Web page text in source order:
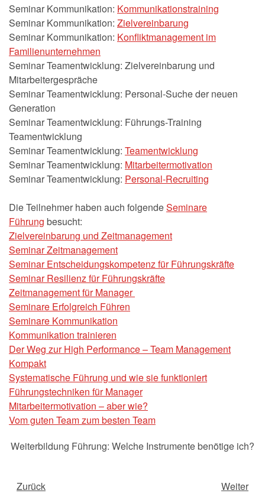
Seminar Kommunikation: Kommunikationstraining
Seminar Kommunikation: Zielvereinbarung
Seminar Kommunikation: Konfliktmanagement im
Familienunternehmen
Seminar Teamentwicklung: Zielvereinbarung und
Mitarbeitergespräche
Seminar Teamentwicklung: Personal-Suche der neuen
Generation
Seminar Teamentwicklung: Führungs-Training
Teamentwicklung
Seminar Teamentwicklung: Teamentwicklung
Seminar Teamentwicklung: Mitarbeitermotivation
Seminar Teamentwicklung: Personal-Recruiting
Die Teilnehmer haben auch folgendeSeminare
Führung besucht:
Zielvereinbarung und Zeitmanagement
Seminar Zeitmanagement
Seminar Entscheidungskompetenz für Führungskräfte
Seminar Resilienz für Führungskräfte
Zeitmanagement für Manager
Seminare Erfolgreich Führen
Seminare Kommunikation
Kommunikation trainieren
Der Weg zur High Performance – Team Management
Kompakt
Systematische Führung und wie sie funktioniert
Führungstechniken für Manager
Mitarbeitermotivation – aber wie?
Vom guten Team zum besten Team
Weiterbildung Führung: Welche Instrumente benötige ich?
Zurück Weiter